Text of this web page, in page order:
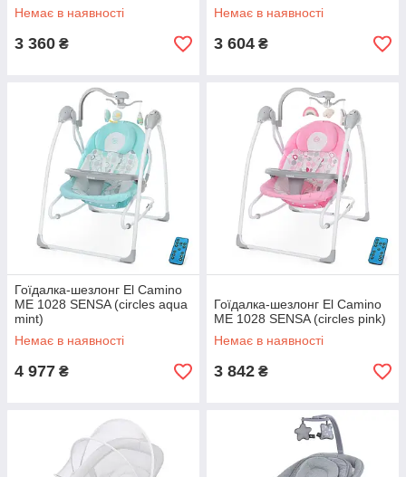
Немає в наявності
3 360 ₴
Немає в наявності
3 604 ₴
Гоїдалка-шезлонг El Camino
ME 1028 SENSA (circles aqua
mint)
Немає в наявності
4 977 ₴
Гоїдалка-шезлонг El Camino
ME 1028 SENSA (circles pink)
Немає в наявності
3 842 ₴